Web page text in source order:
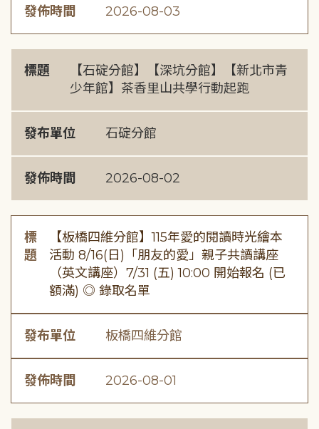
發佈時間 2026-08-03
標題
【石碇分館】【深坑分館】【新北市青
少年館】茶香里山共學行動起跑
發布單位 石碇分館
發佈時間 2026-08-02
標
題
【板橋四維分館】115年愛的閱讀時光繪本
活動 8/16(日)「朋友的愛」親子共讀講座
（英文講座）7/31 (五) 10:00 開始報名 (已
額滿) ◎ 錄取名單
發布單位 板橋四維分館
發佈時間 2026-08-01